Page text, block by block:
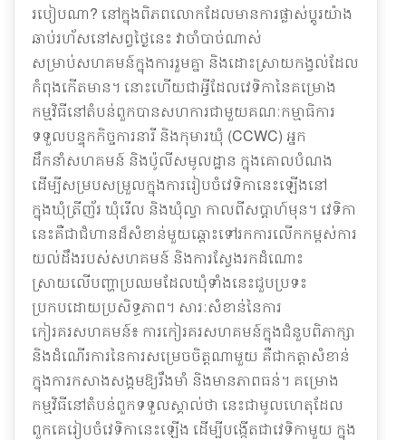
របៀបណា? នៅក្នុងពិភពលោកដែលមានការផ្លាស់ប្តូរយ៉ាង
ឆាប់រហ័សនៅសព្វថ្ងៃនេះ វាចាំបាច់ណាស់
សម្រាប់សហគមន៍ក្នុងការរួមគ្នា និងដោះស្រាយកង្វល់ដែល
កំពុងកើតមាន។ នោះហើយជាអ្វីដែលវេទិកានៃគម្រោង
កម្មវិធីនៅតំបន់ពួកបានសហការជាមួយគណៈកម្មាធិការ
ទទួលបន្ទុកកិច្ចការនារី និងកុមារឃុំ (CCWC) អ្នក
ដឹកនាំសហគមន៍ និងប៉ូលីសមូលដ្ឋាន ក្នុងគោលបំណង
ដើម្បីសម្របសម្រួលក្នុងការរៀបចំវេទិកានេះឡើងនៅ
ក្នុងឃុំត្រីញ័រ ឃុំរើល និងឃុំល្វា កាលពីសប្តាហ៍មុន។ វេទិកា
នេះគឺជាជំហានដ៏សំខាន់មួយឆ្ពោះទៅរកការលើកកម្ពស់ការ
យល់ដឹងរបស់សហគមន៍ និងការស្វែងរកដំណោះ
ស្រាយលើបញ្ហាប្រឈមដែលឃុំទាំងនេះជួបប្រទះ
ប្រកបដោយប្រសិទ្ធភាព។ សារៈសំខាន់នៃការ
កៀរគរសហគមន៍៖ ការកៀរគរសហគមន៍ក្នុងជំនួបពិភាក្សា
និងដំណើរការនៃការសម្រេចចិត្តណាមួយ គឺជាកត្តាសំខាន់
ក្នុងការកសាងសង្គមឱ្យរឹងមាំ និងមានភាពធន់។ គម្រោង
កម្មវិធីនៅតំបន់ពួកទទួលស្គាល់ថា នេះជាមូលហេតុដែល
ពួកគេរៀបចំវេទិកានេះឡើង ដើម្បីបង្កើតជាវេទិកាមួយ ក្នុង